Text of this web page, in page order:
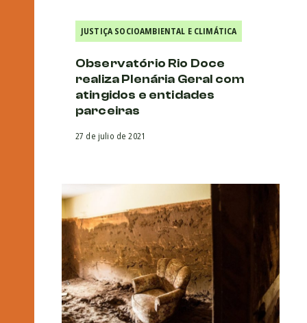
JUSTIÇA SOCIOAMBIENTAL E CLIMÁTICA
Observatório Rio Doce
realiza Plenária Geral com
atingidos e entidades
parceiras
27 de julio de 2021